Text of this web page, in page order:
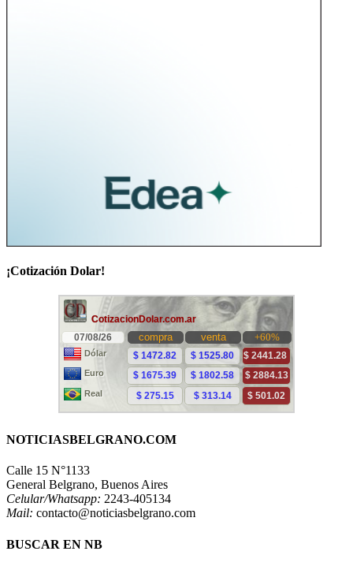
¡Cotización Dolar!
NOTICIASBELGRANO.COM
Calle 15 N°1133
General Belgrano, Buenos Aires
Celular/Whatsapp: 2243-405134
Mail: contacto@noticiasbelgrano.com
BUSCAR EN NB